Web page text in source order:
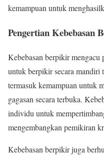
kemampuan untuk
Pengertian Kebebasan
Kebebasan berpikir
untuk berpikir secara mandiri
termasuk kemampuan untuk
gagasan secara terbuka.
individu untuk
mengembangkan pemikiran
Kebebasan berpikir juga